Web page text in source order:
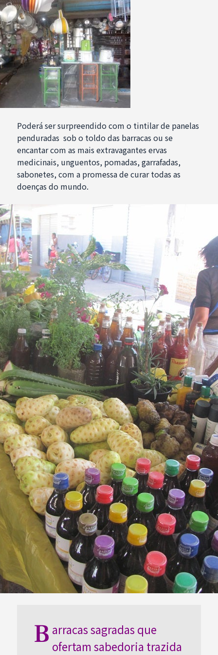
Poderá ser surpreendido com o tintilar de panelas
penduradas sob o toldo das barracas ou se
encantar com as mais extravagantes ervas
medicinais, unguentos, pomadas, garrafadas,
sabonetes, com a promessa de curar todas as
doenças do mundo.
B arracas sagradas que
ofertam sabedoria trazida